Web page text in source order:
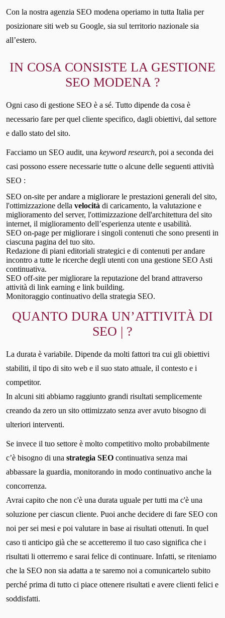
Con la nostra agenzia SEO modena operiamo in tutta Italia per
posizionare siti web su Google, sia sul territorio nazionale sia
all’estero.
IN COSA CONSISTE LA GESTIONE
SEO MODENA ?
Ogni caso di gestione SEO è a sé. Tutto dipende da cosa è
necessario fare per quel cliente specifico, dagli obiettivi, dal settore
e dallo stato del sito.
Facciamo un SEO audit, una keyword research, poi a seconda dei
casi possono essere necessarie tutte o alcune delle seguenti attività
SEO :
SEO on-site per andare a migliorare le prestazioni generali del sito,
l'ottimizzazione della velocità di caricamento, la valutazione e
miglioramento del server, l'ottimizzazione dell'architettura del sito
internet, il miglioramento dell’esperienza utente e usabilità.
SEO on-page per migliorare i singoli contenuti che sono presenti in
ciascuna pagina del tuo sito.
Redazione di piani editoriali strategici e di contenuti per andare
incontro a tutte le ricerche degli utenti con una gestione SEO Asti
continuativa.
SEO off-site per migliorare la reputazione del brand attraverso
attività di link earning e link building.
Monitoraggio continuativo della strategia SEO.
QUANTO DURA UN’ATTIVITÀ DI
SEO | ?
La durata è variabile. Dipende da molti fattori tra cui gli obiettivi
stabiliti, il tipo di sito web e il suo stato attuale, il contesto e i
competitor.
In alcuni siti abbiamo raggiunto grandi risultati semplicemente
creando da zero un sito ottimizzato senza aver avuto bisogno di
ulteriori interventi.
Se invece il tuo settore è molto competitivo molto probabilmente
c’è bisogno di una strategia SEO continuativa senza mai
abbassare la guardia, monitorando in modo continuativo anche la
concorrenza.
Avrai capito che non c'è una durata uguale per tutti ma c'è una
soluzione per ciascun cliente. Puoi anche decidere di fare SEO con
noi per sei mesi e poi valutare in base ai risultati ottenuti. In quel
caso ti anticipo già che se accetteremo il tuo caso significa che i
risultati li otterremo e sarai felice di continuare. Infatti, se riteniamo
che la SEO non sia adatta a te saremo noi a comunicartelo subito
perché prima di tutto ci piace ottenere risultati e avere clienti felici e
soddisfatti.